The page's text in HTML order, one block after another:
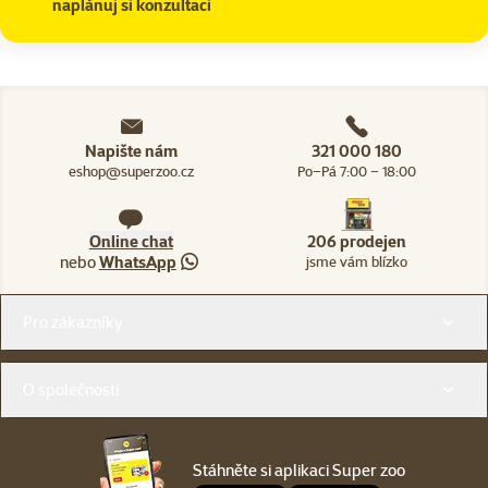
naplánuj si konzultaci
Napište nám
eshop@superzoo.cz
321 000 180
Po–Pá 7:00 – 18:00
Online chat
neboWhatsApp
206 prodejen
jsme vám blízko
Stáhněte si aplikaci Super zoo